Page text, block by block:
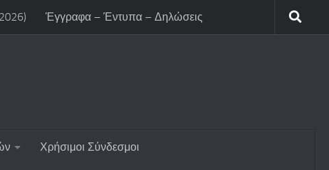
Έγγραφα – Έντυπα – Δηλώσεις
Χρήσιμοι Σύνδεσμοι